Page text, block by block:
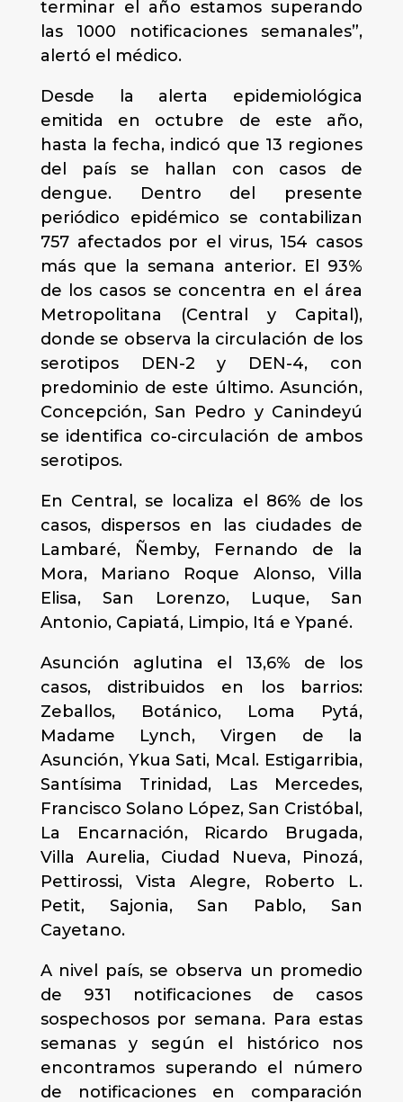
terminar el año estamos superando
las 1000 notificaciones semanales”,
alertó el médico.
Desde la alerta epidemiológica
emitida en octubre de este año,
hasta la fecha, indicó que 13 regiones
del país se hallan con casos de
dengue. Dentro del presente
periódico epidémico se contabilizan
757 afectados por el virus, 154 casos
más que la semana anterior. El 93%
de los casos se concentra en el área
Metropolitana (Central y Capital),
donde se observa la circulación de los
serotipos DEN-2 y DEN-4, con
predominio de este último. Asunción,
Concepción, San Pedro y Canindeyú
se identifica co-circulación de ambos
serotipos.
En Central, se localiza el 86% de los
casos, dispersos en las ciudades de
Lambaré, Ñemby, Fernando de la
Mora, Mariano Roque Alonso, Villa
Elisa, San Lorenzo, Luque, San
Antonio, Capiatá, Limpio, Itá e Ypané.
Asunción aglutina el 13,6% de los
casos, distribuidos en los barrios:
Zeballos, Botánico, Loma Pytá,
Madame Lynch, Virgen de la
Asunción, Ykua Sati, Mcal. Estigarribia,
Santísima Trinidad, Las Mercedes,
Francisco Solano López, San Cristóbal,
La Encarnación, Ricardo Brugada,
Villa Aurelia, Ciudad Nueva, Pinozá,
Pettirossi, Vista Alegre, Roberto L.
Petit, Sajonia, San Pablo, San
Cayetano.
A nivel país, se observa un promedio
de 931 notificaciones de casos
sospechosos por semana. Para estas
semanas y según el histórico nos
encontramos superando el número
de notificaciones en comparación